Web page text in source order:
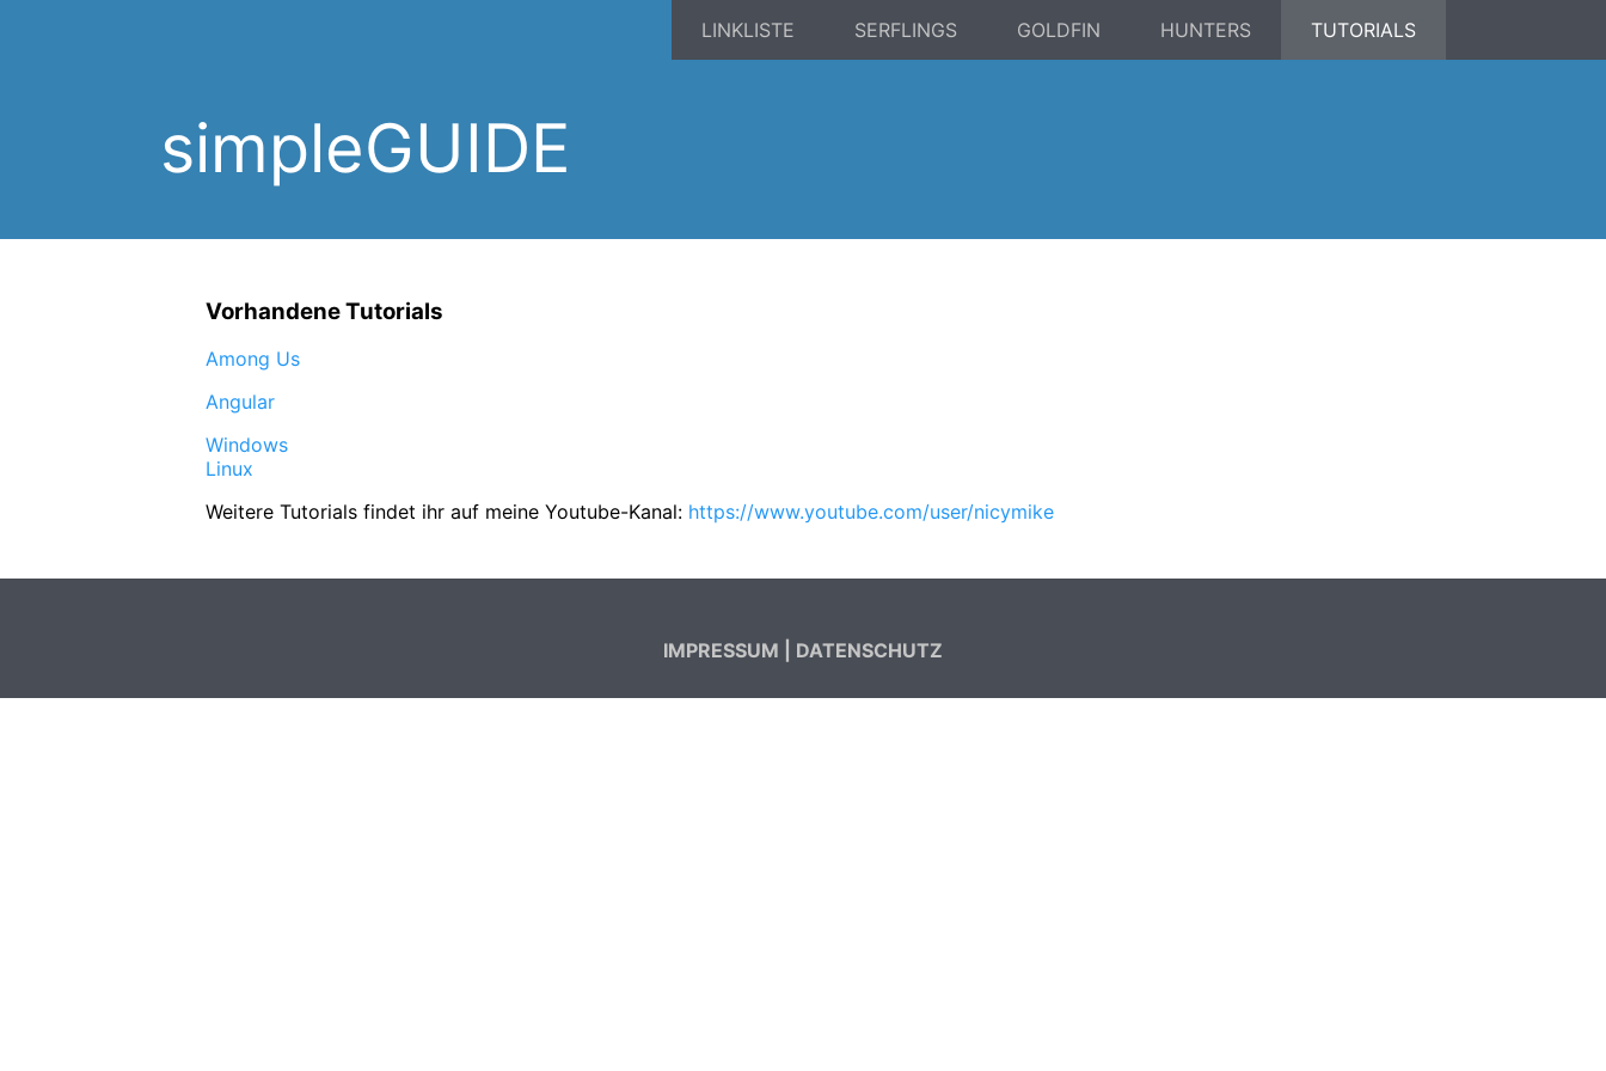
simpleGUIDE
TUTORIALS
HUNTERS
GOLDFIN
SERFLINGS
LINKLISTE
Vorhandene Tutorials
Among Us
Angular
Windows
Linux
Weitere Tutorials findet ihr auf meine Youtube-Kanal: https://www.youtube.com/user/nicymike
IMPRESSUM DATENSCHUTZ